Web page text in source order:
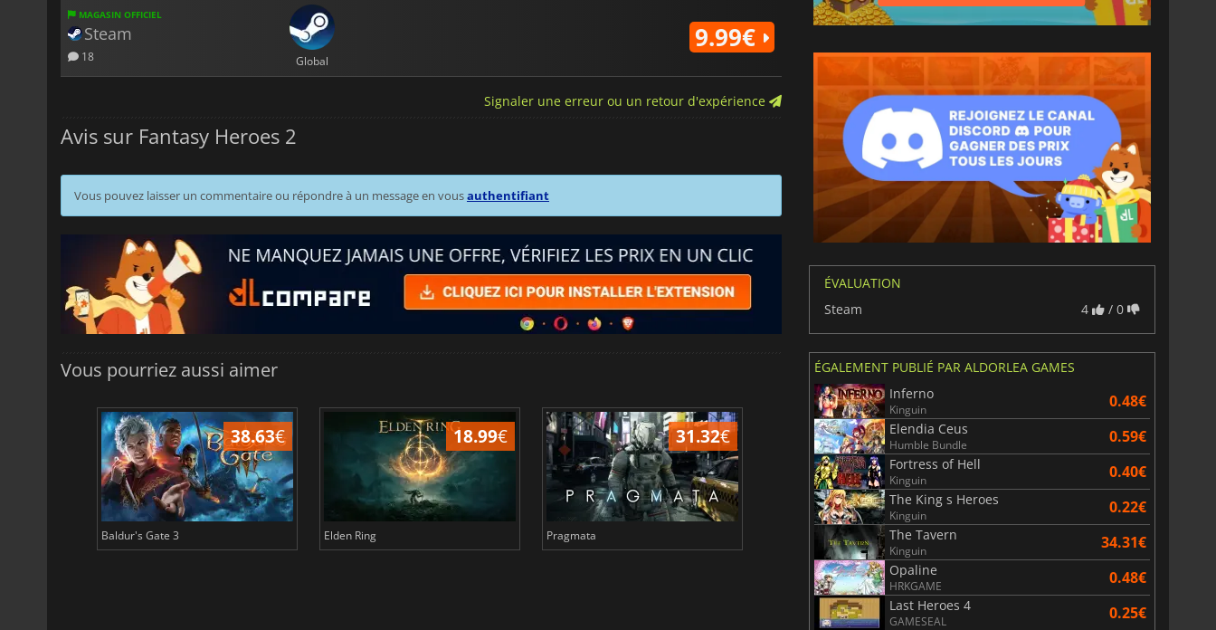
MAGASIN OFFICIEL
Steam
18 Global
9.99€
Signaler une erreur ou un retour d'expérience
Avis sur Fantasy Heroes 2
Vous pouvez laisser un commentaire ou répondre à un message en vousauthentifiant
Vous pourriez aussi aimer
38.63€
Baldur's Gate 3
18.99€
Elden Ring
31.32€
Pragmata
6.76€
Total War WARHAMMER 3
15.48
ÉVALUATION
Steam
4 / 0
ÉGALEMENT PUBLIÉ PAR ALDORLEA GAMES
Inferno
Kinguin 0.48€
Elendia Ceus
Humble Bundle 0.59€
Fortress of Hell
Kinguin 0.40€
The King s Heroes
Kinguin 0.22€
The Tavern
Kinguin 34.31€
Opaline
HRKGAME 0.48€
Last Heroes 4
GAMESEAL 0.25€